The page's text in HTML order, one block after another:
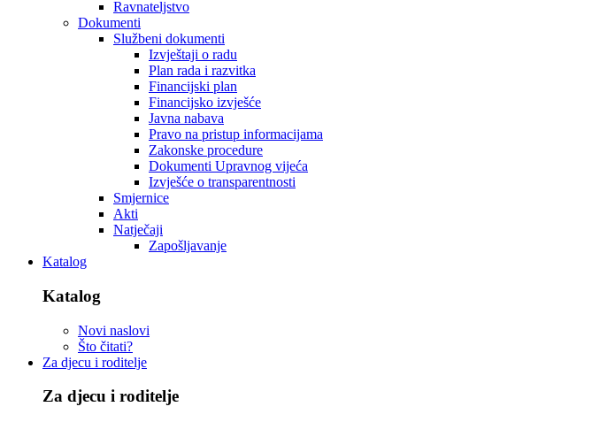
Ravnateljstvo
Dokumenti
Službeni dokumenti
Izvještaji o radu
Plan rada i razvitka
Financijski plan
Financijsko izvješće
Javna nabava
Pravo na pristup informacijama
Zakonske procedure
Dokumenti Upravnog vijeća
Izvješće o transparentnosti
Smjernice
Akti
Natječaji
Zapošljavanje
Katalog
Katalog
Novi naslovi
Što čitati?
Za djecu i roditelje
Za djecu i roditelje